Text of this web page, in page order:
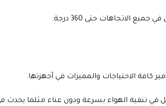
جميع الاتجاهات حتى 360 درجة.
كافة الاحتياجات والمميزات في أجهزتها.
في تنقية الهواء بسرعة ودون عناء مثلما يحدث